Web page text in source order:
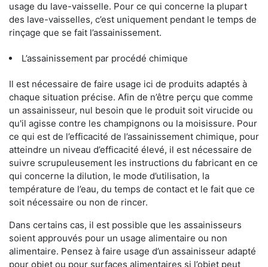
usage du lave-vaisselle. Pour ce qui concerne la plupart
des lave-vaisselles, c’est uniquement pendant le temps de
rinçage que se fait l’assainissement.
L’assainissement par procédé chimique
Il est nécessaire de faire usage ici de produits adaptés à
chaque situation précise. Afin de n’être perçu que comme
un assainisseur, nul besoin que le produit soit virucide ou
qu'il agisse contre les champignons ou la moisissure. Pour
ce qui est de l’efficacité de l’assainissement chimique, pour
atteindre un niveau d’efficacité élevé, il est nécessaire de
suivre scrupuleusement les instructions du fabricant en ce
qui concerne la dilution, le mode d’utilisation, la
température de l’eau, du temps de contact et le fait que ce
soit nécessaire ou non de rincer.
Dans certains cas, il est possible que les assainisseurs
soient approuvés pour un usage alimentaire ou non
alimentaire. Pensez à faire usage d’un assainisseur adapté
pour objet ou pour surfaces alimentaires si l’objet peut